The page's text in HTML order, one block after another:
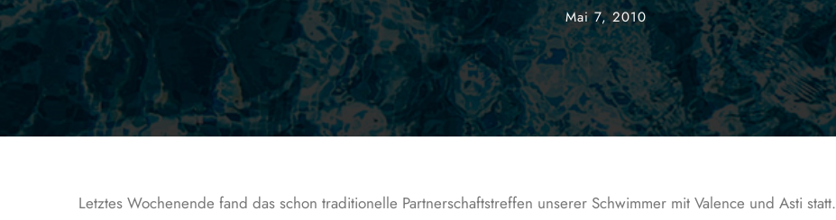
Mai 7, 2010
Letztes Wochenende fand das schon traditionelle Partnerschaftstreffen unserer Schwimmer mit Valence und Asti statt.